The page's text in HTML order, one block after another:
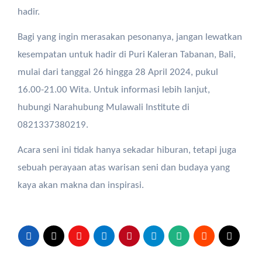
hadir.
Bagi yang ingin merasakan pesonanya, jangan lewatkan
kesempatan untuk hadir di Puri Kaleran Tabanan, Bali,
mulai dari tanggal 26 hingga 28 April 2024, pukul
16.00-21.00 Wita. Untuk informasi lebih lanjut,
hubungi Narahubung Mulawali Institute di
0821337380219.
Acara seni ini tidak hanya sekadar hiburan, tetapi juga
sebuah perayaan atas warisan seni dan budaya yang
kaya akan makna dan inspirasi.